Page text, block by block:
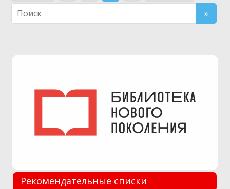
по
записям
Рекомендательные списки